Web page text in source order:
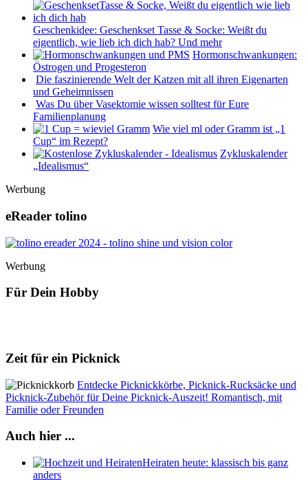
Geschenkidee: Geschenkset Tasse & Socke: Weißt du
eigentlich, wie lieb ich dich hab? Und mehr
Hormonschwankungen:
Östrogen und Progesteron
Die faszinierende Welt der Katzen mit all ihren Eigenarten
und Geheimnissen
Was Du über Vasektomie wissen solltest für Eure
Familienplanung
Wie viel ml oder Gramm ist „1
Cup“ im Rezept?
Zykluskalender
„Idealismus“
Werbung
eReader tolino
Werbung
Für Dein Hobby
Zeit für ein Picknick
Entdecke Picknickkörbe, Picknick-Rucksäcke und
Picknick-Zubehör für Deine Picknick-Auszeit! Romantisch, mit
Familie oder Freunden
Auch hier ...
Heiraten heute: klassisch bis ganz
anders